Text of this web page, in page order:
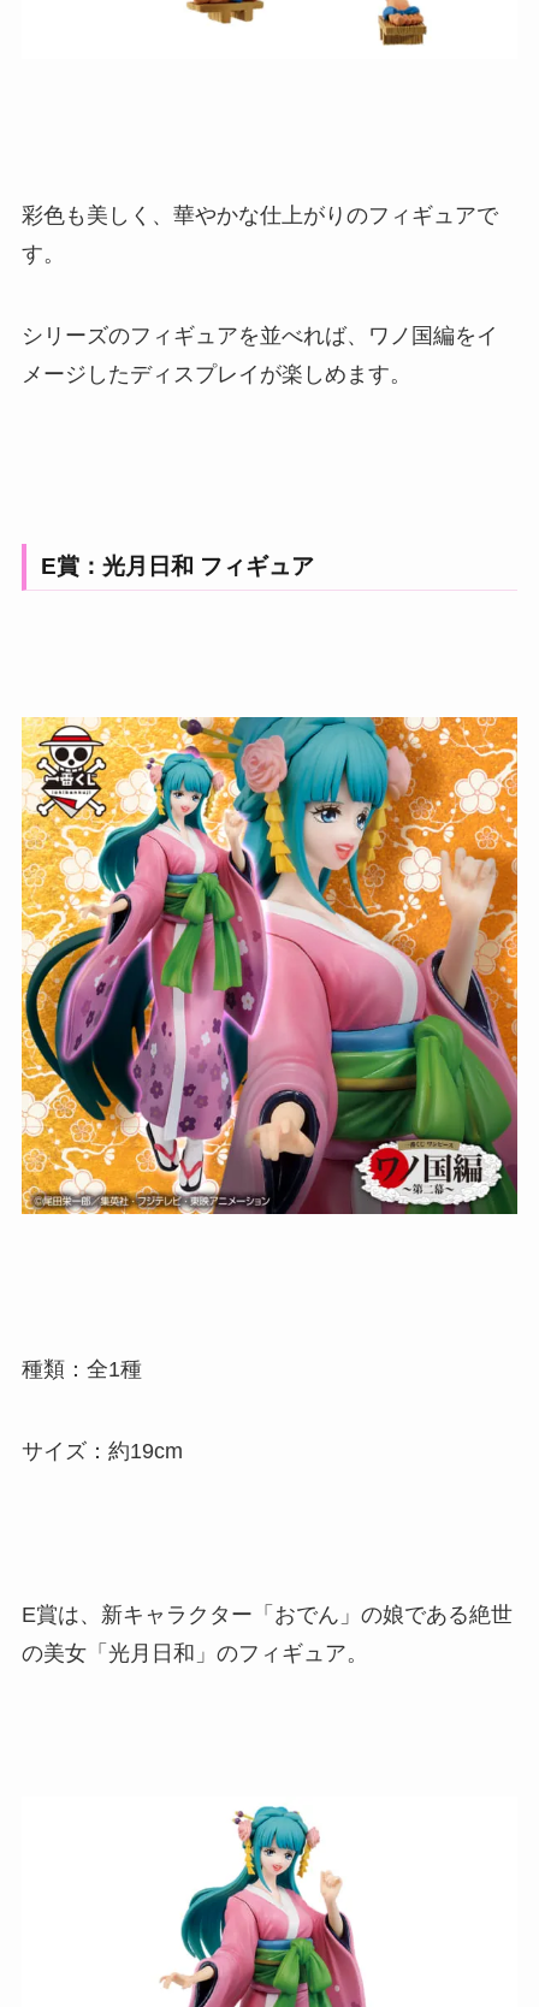
彩色も美しく、華やかな仕上がりのフィギュアで
す。
シリーズのフィギュアを並べれば、ワノ国編をイ
メージしたディスプレイが楽しめます。
E賞：光月日和 フィギュア
種類：全1種
サイズ：約19cm
E賞は、新キャラクター「おでん」の娘である絶世
の美女「光月日和」のフィギュア。